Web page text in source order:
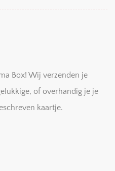
Box! Wij verzenden je
of overhandig je je
kaartje.